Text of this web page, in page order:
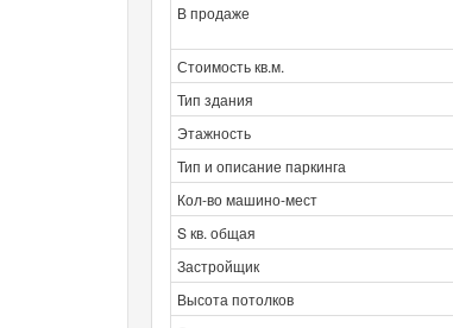
В продаже
Стоимость кв.м.
Тип здания
Этажность
Тип и описание паркинга
Кол-во машино-мест
S кв. общая
Застройщик
Высота потолков